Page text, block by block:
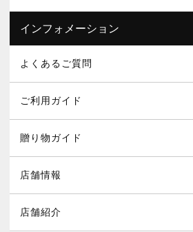
インフォメーション
よくあるご質問
ご利用ガイド
贈り物ガイド
店舗情報
店舗紹介